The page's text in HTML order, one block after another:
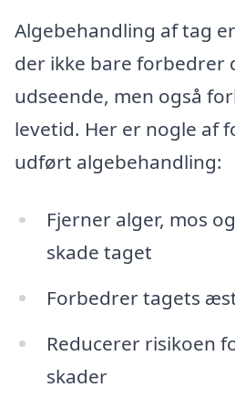
Algebehandling af tag
der ikke bare forbedrer
udseende, men også
levetid. Her er nogle af
udført algebehandling:
Fjerner alger, mos
skade taget
Forbedrer tagets
Reducerer risikoen
skader